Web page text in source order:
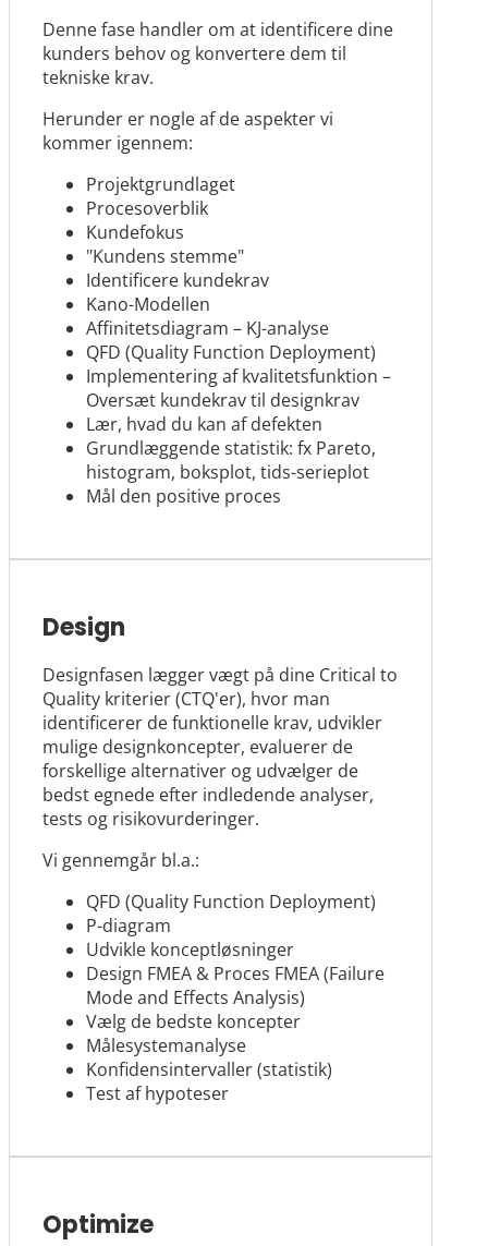
Denne fase handler om at identificere dine
kunders behov og konvertere dem til
tekniske krav.
Herunder er nogle af de aspekter vi
kommer igennem:
Projektgrundlaget
Procesoverblik
Kundefokus
"Kundens stemme"
Identificere kundekrav
Kano-Modellen
Affinitetsdiagram – KJ-analyse
QFD (Quality Function Deployment)
Implementering af kvalitetsfunktion –
Oversæt kundekrav til designkrav
Lær, hvad du kan af defekten
Grundlæggende statistik: fx Pareto,
histogram, boksplot, tids-serieplot
Mål den positive proces
Design
Designfasen lægger vægt på dine Critical to
Quality kriterier (CTQ'er), hvor man
identificerer de funktionelle krav, udvikler
mulige designkoncepter, evaluerer de
forskellige alternativer og udvælger de
bedst egnede efter indledende analyser,
tests og risikovurderinger.
Vi gennemgår bl.a.:
QFD (Quality Function Deployment)
P-diagram
Udvikle konceptløsninger
Design FMEA & Proces FMEA (Failure
Mode and Effects Analysis)
Vælg de bedste koncepter
Målesystemanalyse
Konfidensintervaller (statistik)
Test af hypoteser
Optimize